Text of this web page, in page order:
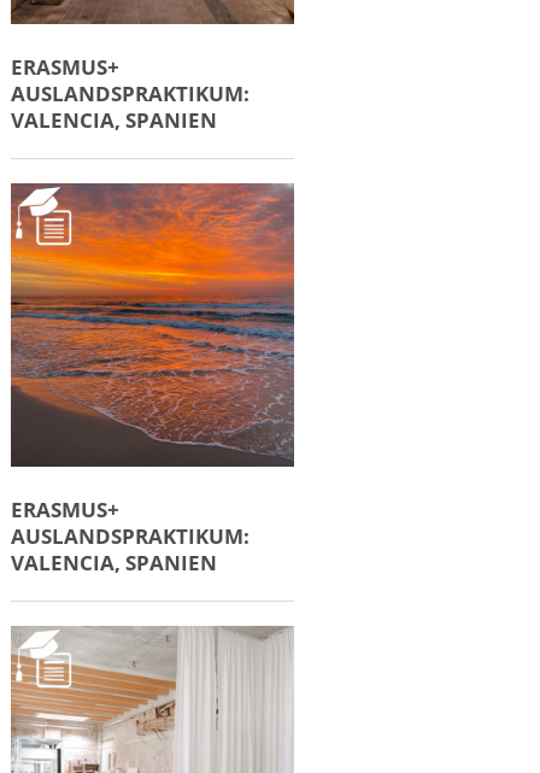
ERASMUS+
AUSLANDSPRAKTIKUM:
VALENCIA, SPANIEN
ERASMUS+
AUSLANDSPRAKTIKUM:
VALENCIA, SPANIEN